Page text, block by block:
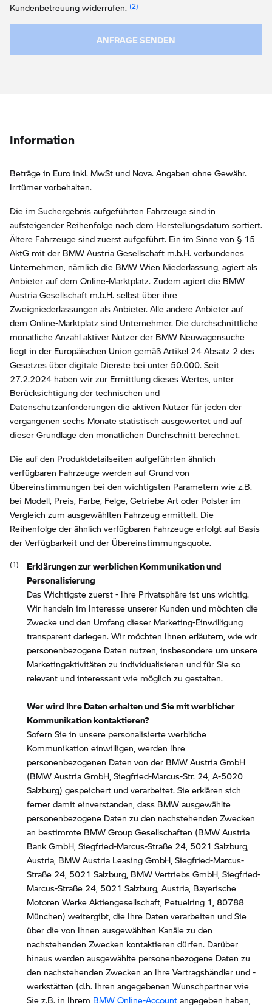
Kundenbetreuung widerrufen. Link zur Fußnote: Widerruf der
ANFRAGE SENDEN
Information
Beträge in Euro inkl. MwSt und Nova. Angaben ohne Gewähr.
Irrtümer vorbehalten.
Die im Suchergebnis aufgeführten Fahrzeuge sind in
aufsteigender Reihenfolge nach dem Herstellungsdatum sortiert.
Ältere Fahrzeuge sind zuerst aufgeführt. Ein im Sinne von § 15
AktG mit der BMW Austria Gesellschaft m.b.H. verbundenes
Unternehmen, nämlich die BMW Wien Niederlassung, agiert als
Anbieter auf dem Online-Marktplatz. Zudem agiert die BMW
Austria Gesellschaft m.b.H. selbst über ihre
Zweigniederlassungen als Anbieter. Alle andere Anbieter auf
dem Online-Marktplatz sind Unternehmer. Die durchschnittliche
monatliche Anzahl aktiver Nutzer der BMW Neuwagensuche
liegt in der Europäischen Union gemäß Artikel 24 Absatz 2 des
Gesetzes über digitale Dienste bei unter 50.000. Seit
27.2.2024 haben wir zur Ermittlung dieses Wertes, unter
Berücksichtigung der technischen und
Datenschutzanforderungen die aktiven Nutzer für jeden der
vergangenen sechs Monate statistisch ausgewertet und auf
dieser Grundlage den monatlichen Durchschnitt berechnet.
Die auf den Produktdetailseiten aufgeführten ähnlich
verfügbaren Fahrzeuge werden auf Grund von
Übereinstimmungen bei den wichtigsten Parametern wie z.B.
bei Modell, Preis, Farbe, Felge, Getriebe Art oder Polster im
Vergleich zum ausgewählten Fahrzeug ermittelt. Die
Reihenfolge der ähnlich verfügbaren Fahrzeuge erfolgt auf Basis
der Verfügbarkeit und der Übereinstimmungsquote.
Erklärungen zur werblichen Kommunikation und
Personalisierung
Das Wichtigste zuerst - Ihre Privatsphäre ist uns wichtig.
Wir handeln im Interesse unserer Kunden und möchten die
Zwecke und den Umfang dieser Marketing-Einwilligung
transparent darlegen. Wir möchten Ihnen erläutern, wie wir
personenbezogene Daten nutzen, insbesondere um unsere
Marketingaktivitäten zu individualisieren und für Sie so
relevant und interessant wie möglich zu gestalten.
Wer wird Ihre Daten erhalten und Sie mit werblicher
Kommunikation kontaktieren?
Sofern Sie in unsere personalisierte werbliche
Kommunikation einwilligen, werden Ihre
personenbezogenen Daten von der BMW Austria GmbH
(BMW Austria GmbH, Siegfried-Marcus-Str. 24, A-5020
Salzburg) gespeichert und verarbeitet. Sie erklären sich
ferner damit einverstanden, dass BMW ausgewählte
personenbezogene Daten zu den nachstehenden Zwecken
an bestimmte BMW Group Gesellschaften (BMW Austria
Bank GmbH, Siegfried-Marcus-Straße 24, 5021 Salzburg,
Austria, BMW Austria Leasing GmbH, Siegfried-Marcus-
Straße 24, 5021 Salzburg, BMW Vertriebs GmbH, Siegfried-
Marcus-Straße 24, 5021 Salzburg, Austria, Bayerische
Motoren Werke Aktiengesellschaft, Petuelring 1, 80788
München) weitergibt, die Ihre Daten verarbeiten und Sie
über die von Ihnen ausgewählten Kanäle zu den
nachstehenden Zwecken kontaktieren dürfen. Darüber
hinaus werden ausgewählte personenbezogene Daten zu
den nachstehenden Zwecken an Ihre Vertragshändler und -
werkstätten (d.h. Ihren angegebenen Wunschpartner wie
Sie z.B. in Ihrem BMW Online-Account angegeben haben,